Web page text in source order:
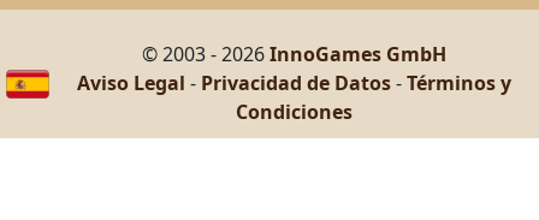
© 2003 - 2026InnoGames GmbH
Aviso Legal - Privacidad de Datos-Términos y
Condiciones